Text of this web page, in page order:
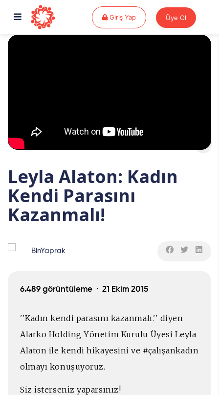
Giriş YapGiriş Yap Üye Ol
Leyla Alaton: Kadın
Kendi Parasını
Kazanmalı!
BinYaprak
6.489 görüntüleme · 21 Ekim 2015
''Kadın kendi parasını kazanmalı.'' diyen
Alarko Holding Yönetim Kurulu Üyesi Leyla
Alaton ile kendi hikayesini ve #çalışankadın
olmayı konuşuyoruz.
Siz isterseniz yaparsınız!